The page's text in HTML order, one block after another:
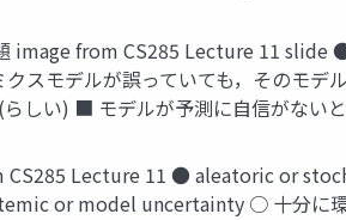
image from CS285 Lecture 11
スモデルが誤っていても，そのモ
しい) ■ モデルが予測に自信がない
CS285 Lecture 11 ● aleatoric or
or model uncertainty ○ 十分に